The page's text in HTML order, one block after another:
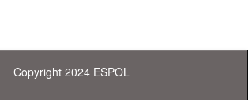
Copyright 2024 ESPOL